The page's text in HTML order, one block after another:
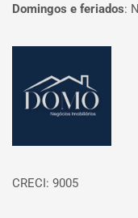
Domingos e feriados:
CRECI: 9005